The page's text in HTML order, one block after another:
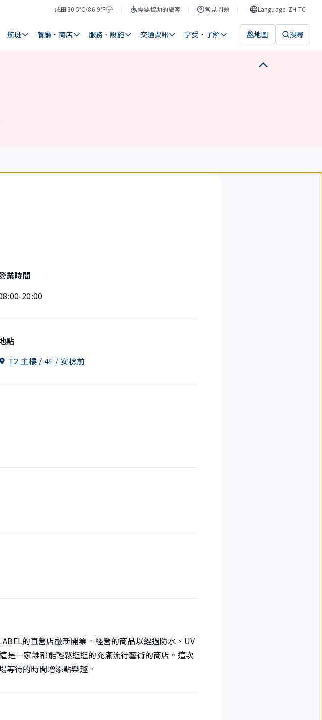
成田
氣
30.5℃/86.9°F
天
需要協助的旅客 常見問題 Language: ZH-TC
航班 餐廳・商店 服務、設施 交通資訊 享受・了解 地圖 搜尋
業時間
20:00
點
T2 主樓 / 4F / 安檢前
的直營店翻新開業。經營的商品以經過防水、UV
是一家誰都能輕鬆逛逛的充滿流行藝術的商店。這次
等待的時間增添點樂趣。